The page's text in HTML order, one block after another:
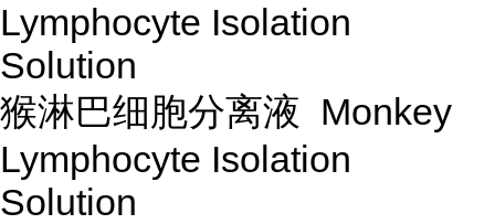
Lymphocyte Isolation
Solution
猴淋巴细胞分离液 Monkey
Lymphocyte Isolation
Solution